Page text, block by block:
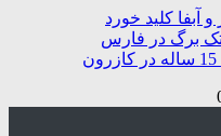
آبفا کلید خورد
برگ در فارس